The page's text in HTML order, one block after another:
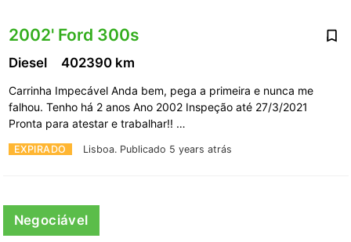
2002' Ford 300s
EXPIRADO Lisboa. Publicado 5 years atrás
Diesel 402390 km
Carrinha Impecável Anda bem, pega a primeira e nunca me
falhou. Tenho há 2 anos Ano 2002 Inspeção até 27/3/2021
Pronta para atestar e trabalhar!! …
Negociável